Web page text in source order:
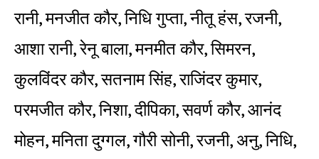
रानी, मनजीत कौर, निधि गुप्ता, नीतू हंस, रजनी,
आशा रानी, रेनू बाला, मनमीत कौर, सिमरन,
कुलविंदर कौर, सतनाम सिंह, राजिंदर कुमार,
परमजीत कौर, निशा, दीपिका, सवर्ण कौर, आनंद
मोहन, मनिता दुग्गल, गौरी सोनी, रजनी, अनु, निधि,